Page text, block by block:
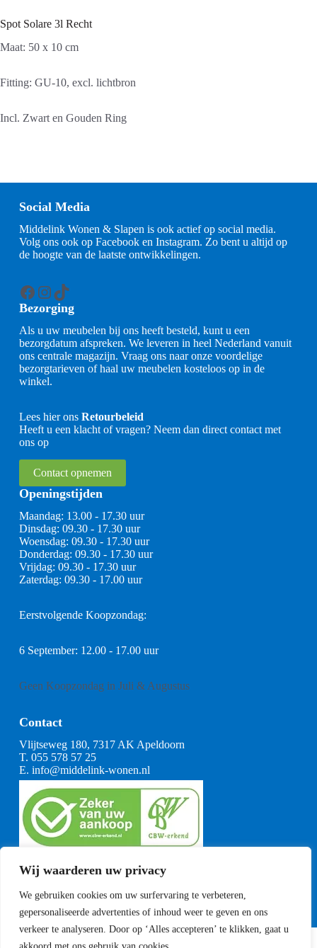
Wij waarderen uw privacy
We gebruiken cookies om uw surfervaring te verbeteren,
gepersonaliseerde advertenties of inhoud weer te geven en ons
verkeer te analyseren. Door op ‘Alles accepteren’ te klikken, gaat u
Spot Solare 3l Recht
Maat: 50 x 10 cm
Fitting: GU-10, excl. lichtbron
Incl. Zwart en Gouden Ring
Social Media
Middelink Wonen & Slapen is ook actief op social media.
Volg ons ook op Facebook en Instagram. Zo bent u altijd op
de hoogte van de laatste ontwikkelingen.
Facebook
Instagram
TikTok
Bezorging
Als u uw meubelen bij ons heeft besteld, kunt u een
bezorgdatum afspreken. We leveren in heel Nederland vanuit
ons centrale magazijn. Vraag ons naar onze voordelige
bezorgtarieven of haal uw meubelen kosteloos op in de
winkel.
Lees hier ons Retourbeleid
Heeft u een klacht of vragen? Neem dan direct contact met
ons op
Contact opnemen
Openingstijden
Maandag: 13.00 - 17.30 uur
Dinsdag: 09.30 - 17.30 uur
Woensdag: 09.30 - 17.30 uur
Donderdag: 09.30 - 17.30 uur
Vrijdag: 09.30 - 17.30 uur
Zaterdag: 09.30 - 17.00 uur
Eerstvolgende Koopzondag:
6 September: 12.00 - 17.00 uur
Geen Koopzondag in Juli & Augustus
Contact
Vlijtseweg 180, 7317 AK Apeldoorn
T. 055 578 57 25
E. info@middelink-wonen.nl
KvK: 08164360
BTW: NL001377739B29
Algemene voorwaarden
CBW voorwaarden